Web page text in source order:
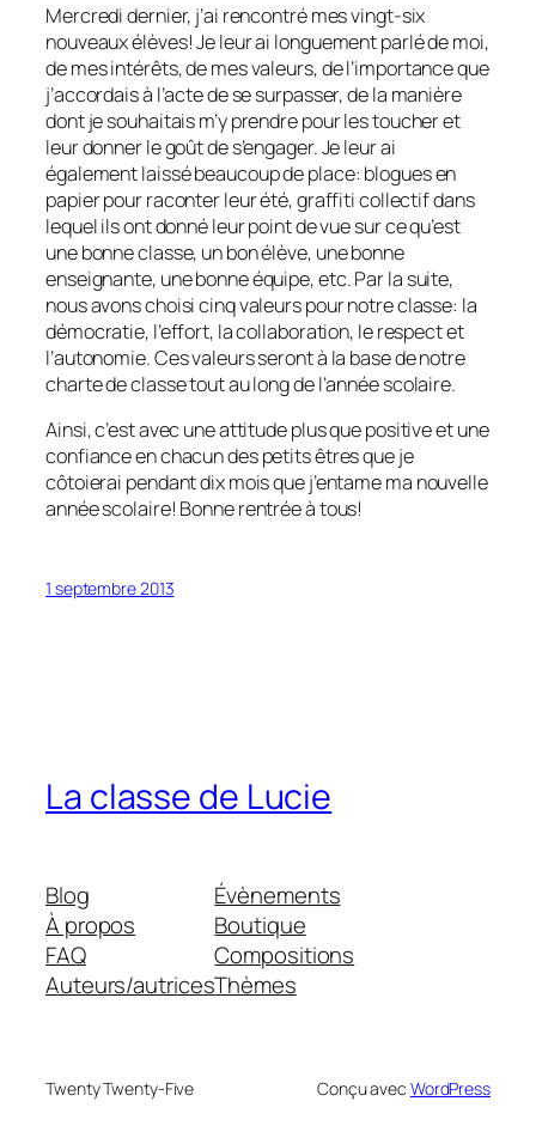
Mercredi dernier, j’ai rencontré mes vingt-six
nouveaux élèves! Je leur ai longuement parlé de moi,
de mes intérêts, de mes valeurs, de l’importance que
j’accordais à l’acte de se surpasser, de la manière
dont je souhaitais m’y prendre pour les toucher et
leur donner le goût de s’engager. Je leur ai
également laissé beaucoup de place: blogues en
papier pour raconter leur été, graffiti collectif dans
lequel ils ont donné leur point de vue sur ce qu’est
une bonne classe, un bon élève, une bonne
enseignante, une bonne équipe, etc. Par la suite,
nous avons choisi cinq valeurs pour notre classe: la
démocratie, l’effort, la collaboration, le respect et
l’autonomie. Ces valeurs seront à la base de notre
charte de classe tout au long de l’année scolaire.
Ainsi, c’est avec une attitude plus que positive et une
confiance en chacun des petits êtres que je
côtoierai pendant dix mois que j’entame ma nouvelle
année scolaire! Bonne rentrée à tous!
1 septembre 2013
La classe de Lucie
Blog
À propos
FAQ
Auteurs/autrices
Évènements
Boutique
Compositions
Thèmes
Twenty Twenty-Five Conçu avec WordPress